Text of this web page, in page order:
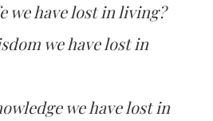
we have lost in living?
we have lost in
we have lost in